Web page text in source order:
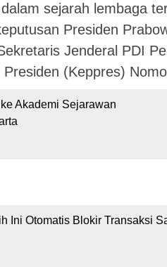
sejarah lembaga
Presiden
Jenderal PDI
(Keppres)
Akademi Sejarawan
Ini Otomatis Blokir Transaksi